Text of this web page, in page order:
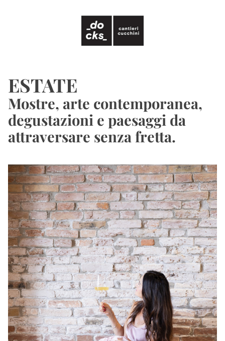
ESTATE
Mostre, arte contemporanea,
degustazioni e paesaggi da
attraversare senza fretta.